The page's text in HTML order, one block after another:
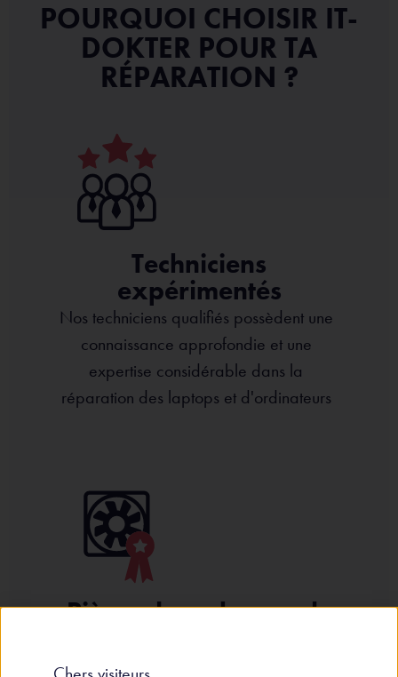
POURQUOI CHOISIR IT-
DOKTER POUR TA
RÉPARATION ?
Techniciens
expérimentés
Nos techniciens qualifiés possèdent une
connaissance approfondie et une
expertise considérable dans la
réparation des laptops et d'ordinateurs
Pièces de rechange de
Nous n'utilisons que des pièces de